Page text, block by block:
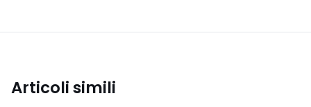
Articoli simili